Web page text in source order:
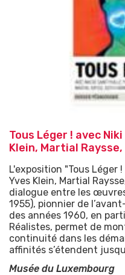
Tous Léger ! avec
Klein, Martial
L'exposition "Tous Léger
Yves Klein, Martial
dialogue entre les
1955), pionnier de
des années 1960, en
Réalistes, permet de
continuité dans les
affinités s’étendent
Musée du Luxembourg